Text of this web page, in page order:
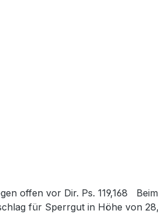
für Sperrgut in Höhe von